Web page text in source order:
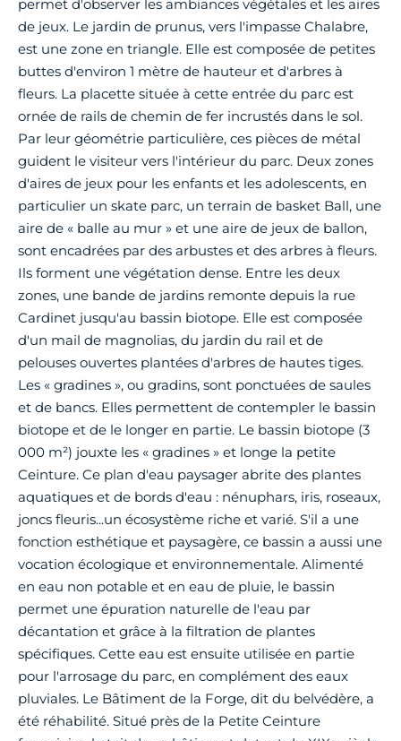
permet d'observer les ambiances végétales et les aires
de jeux. Le jardin de prunus, vers l'impasse Chalabre,
est une zone en triangle. Elle est composée de petites
buttes d'environ 1 mètre de hauteur et d'arbres à
fleurs. La placette située à cette entrée du parc est
ornée de rails de chemin de fer incrustés dans le sol.
Par leur géométrie particulière, ces pièces de métal
guident le visiteur vers l'intérieur du parc. Deux zones
d'aires de jeux pour les enfants et les adolescents, en
particulier un skate parc, un terrain de basket Ball, une
aire de « balle au mur » et une aire de jeux de ballon,
sont encadrées par des arbustes et des arbres à fleurs.
Ils forment une végétation dense. Entre les deux
zones, une bande de jardins remonte depuis la rue
Cardinet jusqu'au bassin biotope. Elle est composée
d'un mail de magnolias, du jardin du rail et de
pelouses ouvertes plantées d'arbres de hautes tiges.
Les « gradines », ou gradins, sont ponctuées de saules
et de bancs. Elles permettent de contempler le bassin
biotope et de le longer en partie. Le bassin biotope (3
000 m²) jouxte les « gradines » et longe la petite
Ceinture. Ce plan d'eau paysager abrite des plantes
aquatiques et de bords d'eau : nénuphars, iris, roseaux,
joncs fleuris...un écosystème riche et varié. S'il a une
fonction esthétique et paysagère, ce bassin a aussi une
vocation écologique et environnementale. Alimenté
en eau non potable et en eau de pluie, le bassin
permet une épuration naturelle de l'eau par
décantation et grâce à la filtration de plantes
spécifiques. Cette eau est ensuite utilisée en partie
pour l'arrosage du parc, en complément des eaux
pluviales. Le Bâtiment de la Forge, dit du belvédère, a
été réhabilité. Situé près de la Petite Ceinture